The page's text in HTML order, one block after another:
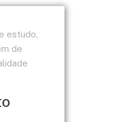
estudo,
de